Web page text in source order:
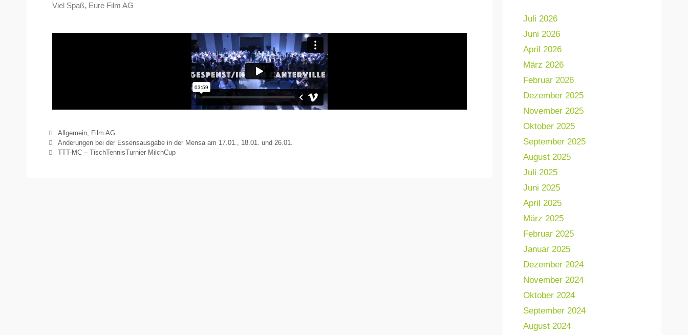
Viel Spaß, Eure Film AG
Allgemein,
Film AG
Änderungen bei der Essensausgabe in der Mensa am 17.01., 18.01. und 26.01.
TTT-MC – TischTennisTurnier MilchCup
Juli 2026
Juni 2026
April 2026
März 2026
Februar 2026
Dezember 2025
November 2025
Oktober 2025
September 2025
August 2025
Juli 2025
Juni 2025
April 2025
März 2025
Februar 2025
Januar 2025
Dezember 2024
November 2024
Oktober 2024
September 2024
August 2024